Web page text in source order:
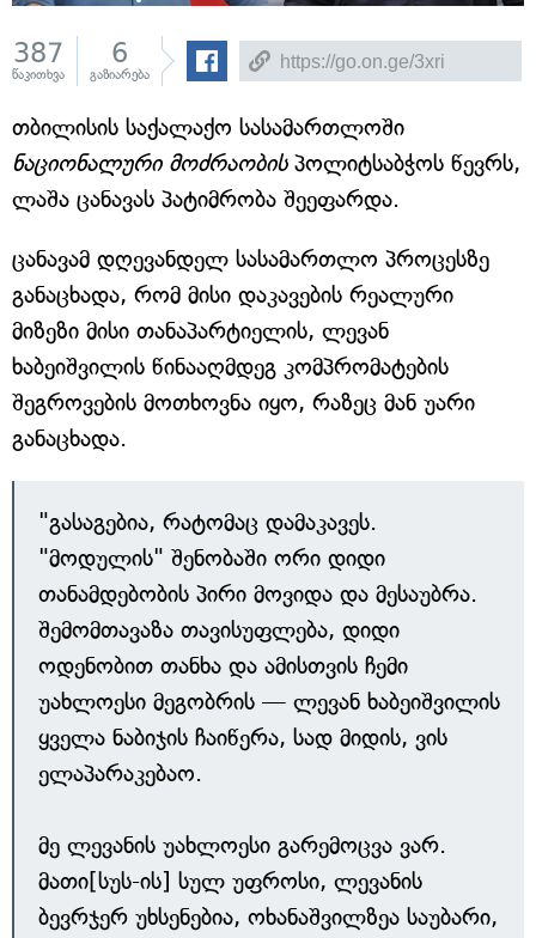
387
წაკითხვა
6
გაზიარება
თბილისის საქალაქო სასამართლოში
ნაციონალური მოძრაობისპოლიტსაბჭოს წევრს,
ლაშა ცანავას პატიმრობა შეეფარდა.
ცანავამ დღევანდელ სასამართლო პროცესზე
განაცხადა, რომ მისი დაკავების რეალური
მიზეზი მისი თანაპარტიელის, ლევან
ხაბეიშვილის წინააღმდეგ კომპრომატების
შეგროვების მოთხოვნა იყო, რაზეც მან უარი
განაცხადა.
"გასაგებია, რატომაც დამაკავეს.
"მოდულის" შენობაში ორი დიდი
თანამდებობის პირი მოვიდა და მესაუბრა.
შემომთავაზა თავისუფლება, დიდი
ოდენობით თანხა და ამისთვის ჩემი
უახლოესი მეგობრის — ლევან ხაბეიშვილის
ყველა ნაბიჯის ჩაიწერა, სად მიდის, ვის
ელაპარაკებაო.
მე ლევანის უახლოესი გარემოცვა ვარ.
მათი[სუს-ის] სულ უფროსი, ლევანის
ბევრჯერ უხსენებია, ოხანაშვილზეა საუბარი,